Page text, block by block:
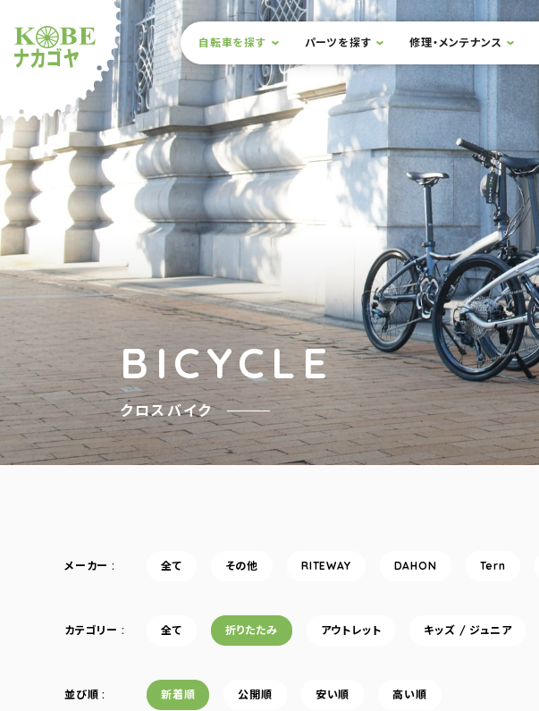
ショップナカゴヤ
サイト内メニュー
本文までスキップ
自転車を探す パーツを探す 修理・メンテナンス
BICYCLE
クロスバイク
メーカー 全て その他 RITEWAY DAHON Tern
カテゴリー 全て 折りたたみ アウトレット キッズ / ジュニア
並び順 新着順 公開順 安い順 高い順